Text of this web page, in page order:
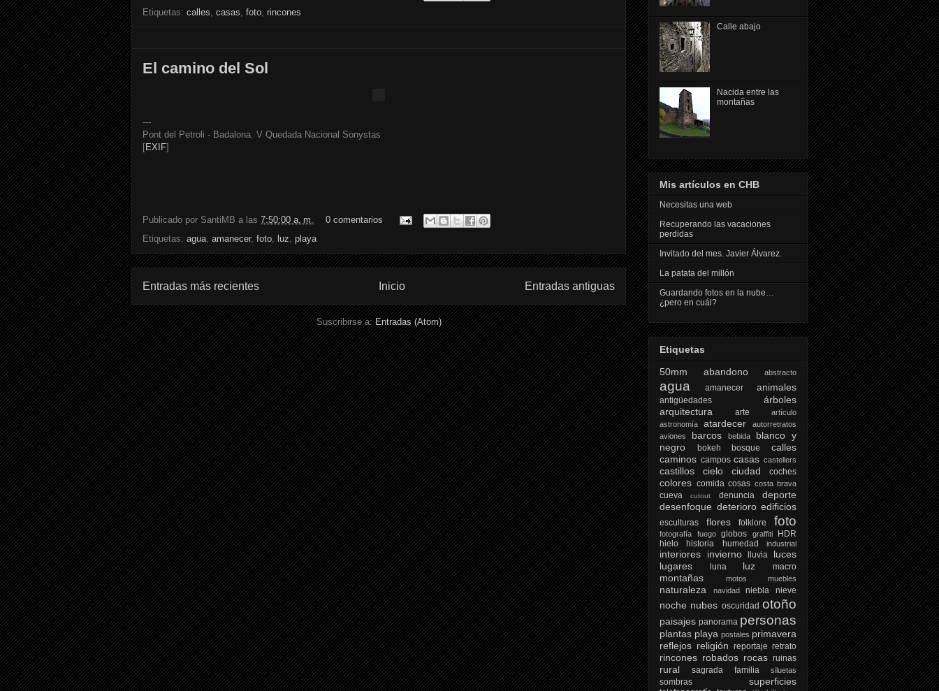
Etiquetas: calles, casas, foto, rincones
El camino del Sol
---
Pont del Petroli - Badalona. V Quedada Nacional Sonystas
[EXIF]
Publicado por SantiMB a las 7:50:00 a. m.
0 comentarios
Etiquetas: agua, amanecer, foto, luz, playa
Entradas más recientes Entradas antiguas
Inicio
Suscribirse a:Entradas (Atom)
Calle abajo
Nacida entre las
montañas
Mis artículos en CHB
Necesitas una web
Recuperando las vacaciones
perdidas
Invitado del mes. Javier Álvarez.
La patata del millón
Guardando fotos en la nube…
¿pero en cuál?
Etiquetas
50mm
abandono abstracto
agua amanecer animales
antigüedades
árboles
arquitectura
arte
artículo
astronomía
atardecer
autorretratos
aviones
barcos bebida
blanco y
negro
bokeh bosque
calles
caminos campos casas castellers
castillos cielo ciudad coches
colores comida cosas costa brava
cueva cutout denuncia
deporte
desenfoque deterioro edificios
esculturas flores folklore foto
fotografía fuego globos graffiti
HDR
hielo
historia humedad industrial
interiores invierno lluvia
luces
lugares
luna luz macro
montañas motos muebles
naturaleza navidad niebla nieve
noche nubes oscuridad otoño
paisajes panorama personas
plantas playa postales primavera
reflejos religión reportaje retrato
rincones robados rocas ruinas
rural sagrada familia siluetas
sombras superficies